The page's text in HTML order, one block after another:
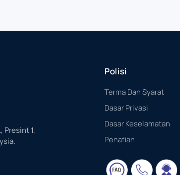
Presint 1,
Polisi
Terma Dan Syarat
Dasar Privasi
Dasar Keselamatan
Penafian